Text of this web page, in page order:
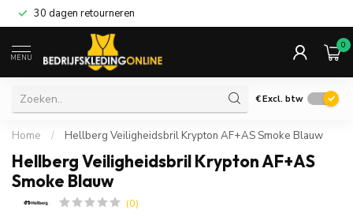
30 dagen retourneren
MENU
0
€Excl. btw
Home / Hellberg Veiligheidsbril Krypton AF+AS Smoke Blauw
Hellberg Veiligheidsbril Krypton AF+AS
Smoke Blauw
(0)